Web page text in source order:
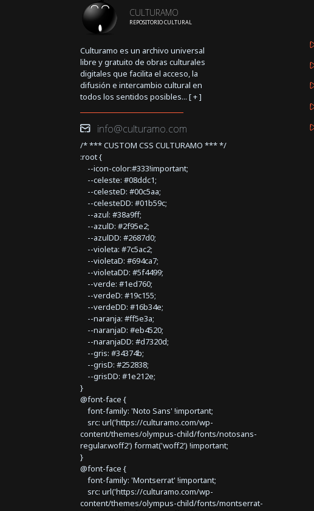
CULTURAMO
REPOSITORIO CULTURAL
Culturamo es un archivo universal
libre y gratuito de obras culturales
digitales que facilita el acceso, la
difusión e intercambio cultural en
todos los sentidos posibles... [+]
info@culturamo.com
/* *** CUSTOM CSS CULTURAMO *** */
:root {
--icon-color:#333!important;
--celeste: #08ddc1;
--celesteD: #00c5aa;
--celesteDD: #01b59c;
--azul: #38a9ff;
--azulD: #2f95e2;
--azulDD: #2687d0;
--violeta: #7c5ac2;
--violetaD: #694ca7;
--violetaDD: #5f4499;
--verde: #1ed760;
--verdeD: #19c155;
--verdeDD: #16b34e;
--naranja: #ff5e3a;
--naranjaD: #eb4520;
--naranjaDD: #d7320d;
--gris: #34374b;
--grisD: #252838;
--grisDD: #1e212e;
}
@font-face {
font-family: 'Noto Sans' !important;
src: url('https://culturamo.com/wp-
content/themes/olympus-child/fonts/notosans-
regular.woff2') format('woff2') !important;
}
@font-face {
font-family: 'Montserrat' !important;
src: url('https://culturamo.com/wp-
content/themes/olympus-child/fonts/montserrat-